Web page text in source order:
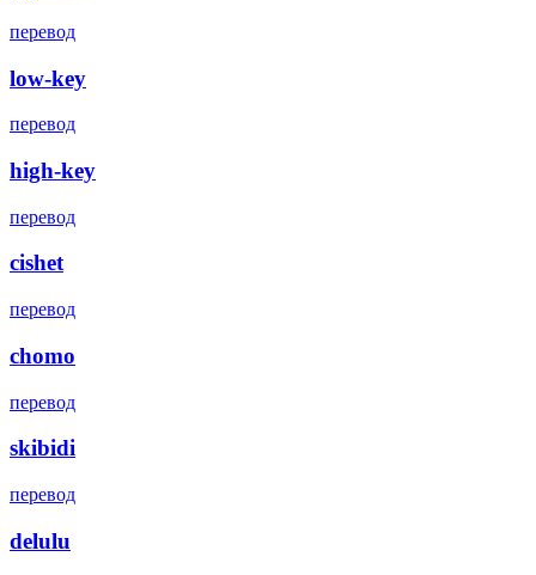
перевод
low-key
перевод
high-key
перевод
cishet
перевод
chomo
перевод
skibidi
перевод
delulu